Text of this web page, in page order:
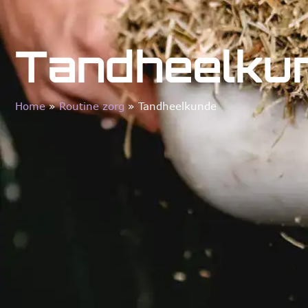
Home»Routine zorg »Tandheelkunde